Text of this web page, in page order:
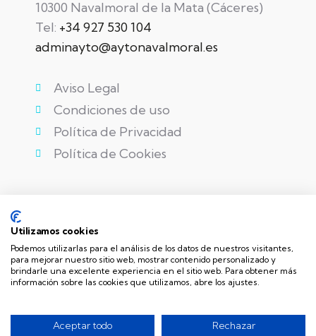
10300 Navalmoral de la Mata (Cáceres)
Tel: +34 927 530 104
adminayto@aytonavalmoral.es
Aviso Legal
Condiciones de uso
Política de Privacidad
Política de Cookies
Utilizamos cookies
Podemos utilizarlas para el análisis de los datos de nuestros visitantes,
para mejorar nuestro sitio web, mostrar contenido personalizado y
brindarle una excelente experiencia en el sitio web. Para obtener más
información sobre las cookies que utilizamos, abre los ajustes.
Aceptar todo Rechazar